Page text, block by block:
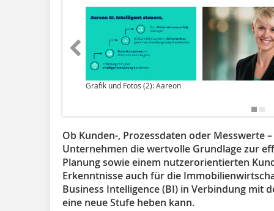
Grafik und Fotos (2): Aareon
Ob Kunden-, Prozessdaten oder Messwerte
Unternehmen die wertvolle Grundlage zur
Planung sowie einem nutzerorientierten
Erkenntnisse auch für die
Business Intelligence (BI) in Verbindung mit
eine neue Stufe heben kann.